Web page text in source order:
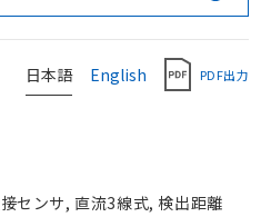
日本語 English PDF出力
センサ, 直流3線式, 検出距離